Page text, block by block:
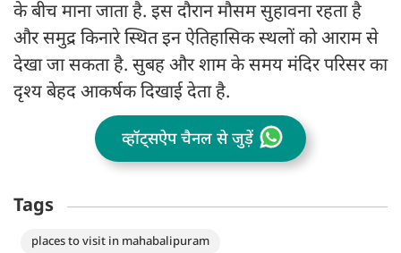
के बीच माना जाता है. इस दौरान मौसम सुहावना रहता है
और समुद्र किनारे स्थित इन ऐतिहासिक स्थलों को आराम से
देखा जा सकता है. सुबह और शाम के समय मंदिर परिसर का
दृश्य बेहद आकर्षक दिखाई देता है.
व्हॉट्सऐप चैनल से जुड़ें
Tags
places to visit in mahabalipuram